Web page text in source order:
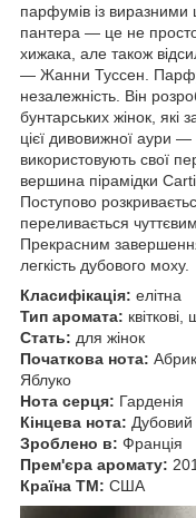
парфумів із
пантера — це не просто
хижака, але також
— Жанни Туссен.
незалежність. Він
бунтарських жінок, які
цієї дивовижної аури —
використовують свої
вершина пірамідки
Поступово
переливається
Прекрасним
легкість дубового моху.
Класифікація: елітна
Тип аромата: квіткові,
Стать: для жінок
Початкова нота:
Яблуко
Нота серця: Гарденія
Кінцева нота:
Зроблено в: Франція
Прем'єра аромату:
Країна ТМ: США